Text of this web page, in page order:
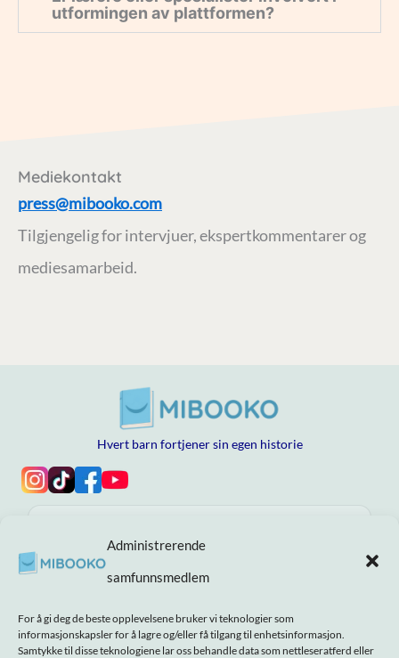
Administrerende
samfunnsmedlem
For å gi deg de beste opplevelsene bruker vi teknologier som
informasjonskapsler for å lagre og/eller få tilgang til enhetsinformasjon.
Samtykke til disse teknologiene lar oss behandle data som nettleseratferd eller
utformingen av plattformen?
Mediekontakt
press@mibooko.com
Tilgjengelig for intervjuer, ekspertkommentarer og
mediesamarbeid.
Hvert barn fortjener sin egen historie
Hjelp, tillit og kvalitet
Om MIBOOKO